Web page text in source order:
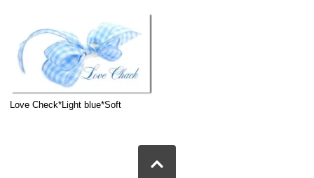
Love Check*Light blue*Soft